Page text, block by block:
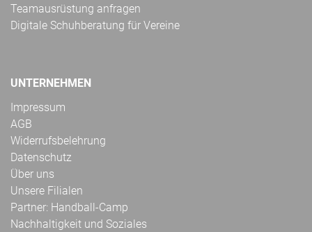
Teamausrüstung anfragen
Digitale Schuhberatung für Vereine
UNTERNEHMEN
Impressum
AGB
Widerrufsbelehrung
Datenschutz
Über uns
Unsere Filialen
Partner: Handball-Camp
Nachhaltigkeit und Soziales